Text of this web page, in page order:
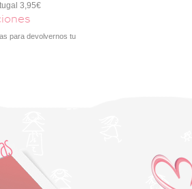
3,95€
para devolvernos tu